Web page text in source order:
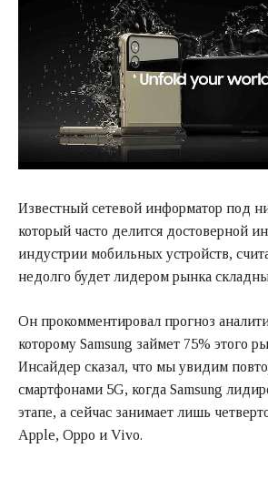
Известный сетевой информатор под
который часто делится достоверной
индустрии мобильных устройств,
недолго будет лидером рынка
Он прокомментировал прогноз
которому Samsung займет 75% этого
Инсайдер сказал, что мы увидим
смартфонами 5G, когда Samsung
этапе, а сейчас занимает лишь
Apple, Oppo и Vivo.